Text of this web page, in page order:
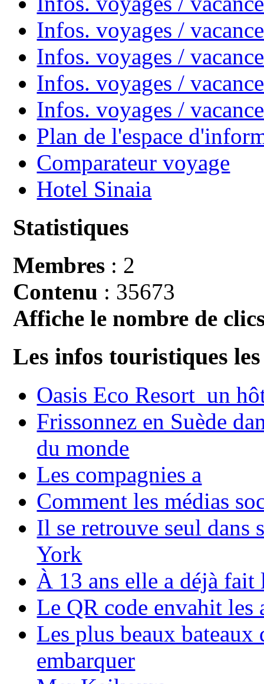
Infos. voyages /
Infos. voyages /
Infos. voyages /
Infos. voyages /
Plan de l'espace
Comparateur voyage
Hotel Sinaia
Statistiques
Membres : 2
Contenu : 35673
Affiche le nombre de
Les infos touristiques
Oasis Eco Resort un
Frissonnez en Suède
du monde
Les compagnies a
Comment les médias
Il se retrouve seul dans
York
À 13 ans elle a déjà
Le QR code envahit les
Les plus beaux bateaux
embarquer